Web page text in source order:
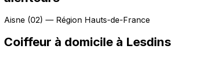
Aisne (02) — Région Hauts-de-France
Coiffeur à domicile à Lesdins